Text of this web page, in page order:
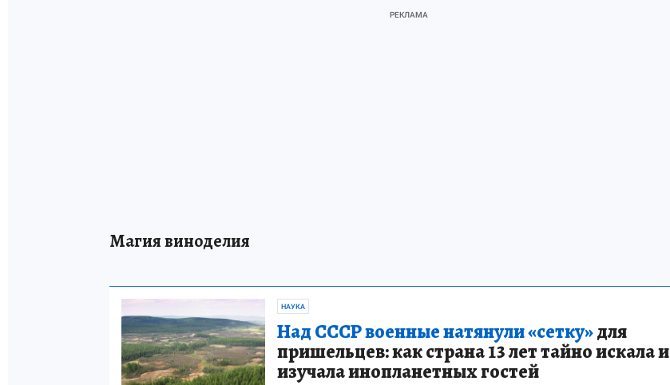
Магия виноделия
НАУКА
Над СССР военные натянули «сетку»для
пришельцев: как страна 13 лет тайно искала и
изучала инопланетных гостей